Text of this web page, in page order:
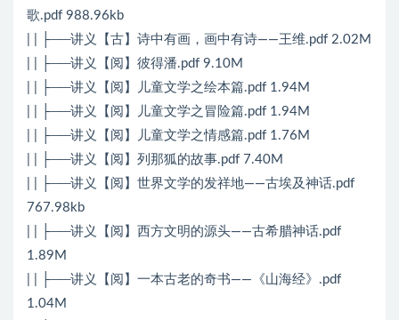
歌.pdf 988.96kb
| | ├──讲义【古】诗中有画，画中有诗——王维.pdf 2.02M
| | ├──讲义【阅】彼得潘.pdf 9.10M
| | ├──讲义【阅】儿童文学之绘本篇.pdf 1.94M
| | ├──讲义【阅】儿童文学之冒险篇.pdf 1.94M
| | ├──讲义【阅】儿童文学之情感篇.pdf 1.76M
| | ├──讲义【阅】列那狐的故事.pdf 7.40M
| | ├──讲义【阅】世界文学的发祥地——古埃及神话.pdf
767.98kb
| | ├──讲义【阅】西方文明的源头——古希腊神话.pdf
1.89M
| | ├──讲义【阅】一本古老的奇书——《山海经》.pdf
1.04M